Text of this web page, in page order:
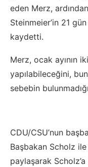
eden Merz,
Steinmeier’in 21
kaydetti.
Merz, ocak ayının
yapılabileceğini,
sebebin
CDU/CSU’nun
Başbakan Scholz
paylaşarak